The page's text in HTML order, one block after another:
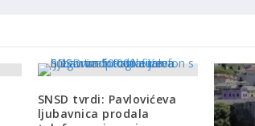
SNSD tvrdi: Pavlovićeva
ljubavnica prodala